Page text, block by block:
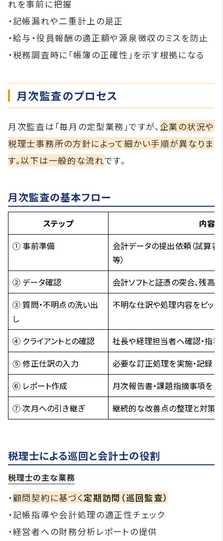
れを事前に把握
・記帳漏れや二重計上の是正
・給与・役員報酬の適正額や源泉徴収のミスを防止
・税務調査時に「帳簿の正確性」を示す根拠になる
月次監査のプロセス
月次監査は「毎月の定型業務」ですが、 企業の状況や
税理士事務所の方針によって細かい手順が異なりま
す。以下は一般的な流れです。
月次監査の基本フロー
ステップ
内容
① 事前準備
会計データの提出依頼（試算表
等）
② データ確認
会計ソフトと証憑の突合、残高
③ 質問・不明点の洗い出
し
不明な仕訳や処理内容をピック
④ クライアントとの確認
社長や経理担当者へ確認・指導
⑤ 修正仕訳の入力
必要な訂正処理を実施・記録
⑥ レポート作成
月次報告書・課題指摘事項をま
⑦ 次月への引き継ぎ
継続的な改善点の整理と対策
税理士による巡回と会計士の役割
税理士の主な業務
・顧問契約に基づく定期訪問（巡回監査）
・記帳指導や会計処理の適正性チェック
・経営者への財務分析レポートの提供